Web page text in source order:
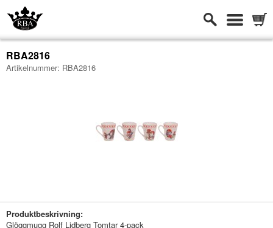
RBA2816
Artikelnummer: RBA2816
Produktbeskrivning:
Glöggmugg Rolf Lidberg Tomtar 4-pack